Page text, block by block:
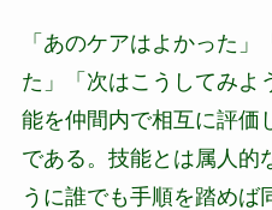
「あのケアはよかった
た」「次はこうしてみよ
能を仲間内で相互に評価
である。技能とは属人的
うに誰でも手順を踏めば